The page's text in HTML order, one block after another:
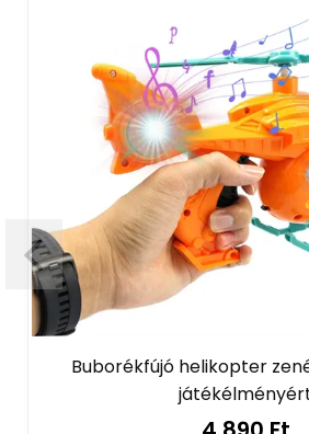
helikopter zenélő és világító
játékélményért